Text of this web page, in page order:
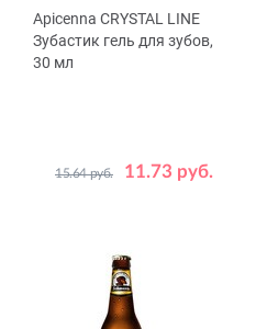
Apicenna CRYSTAL LINE
Зубастик гель для зубов,
30 мл
11.73 руб.
15.64 руб.